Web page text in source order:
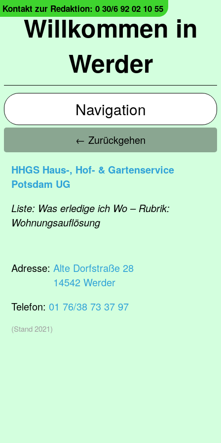
Willkommen in
Werder
Kontakt zur Redaktion: 0 30/6 92 02 10 55
Navigation
← Zurückgehen
HHGS Haus-, Hof- & Gartenservice
Potsdam UG
Liste: Was erledige ich Wo – Rubrik:
Wohnungsauflösung
Adresse: Alte Dorfstraße 28
14542 Werder
Telefon: 01 76/38 73 37 97
(Stand 2021)